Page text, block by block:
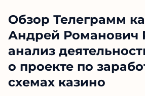
Обзор Телеграмм
Андрей Романович
анализ
о проекте по
схемах казино